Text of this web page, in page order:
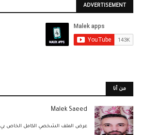
ADVERTISEMENT
من أنا
Malek Saeed
عرض الملف الشخصي الكامل الخاص بي